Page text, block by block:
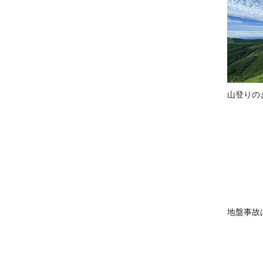
山登りの
地盤事故